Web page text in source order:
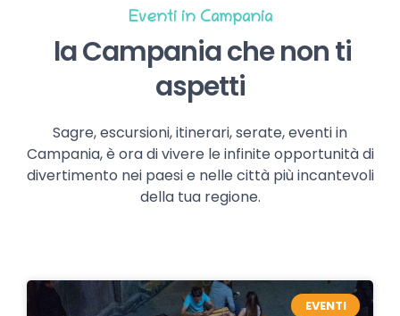
Eventi in Campania
la Campania che non ti
aspetti
Sagre, escursioni, itinerari, serate, eventi in
Campania, è ora di vivere le infinite opportunità di
divertimento nei paesi e nelle città più incantevoli
della tua regione.
EVENTI